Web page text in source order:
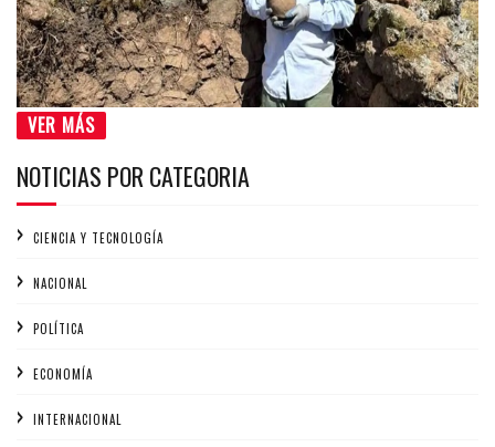
VER MÁS
NOTICIAS POR CATEGORIA
CIENCIA Y TECNOLOGÍA
NACIONAL
POLÍTICA
ECONOMÍA
INTERNACIONAL